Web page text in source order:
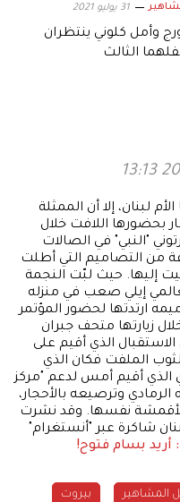
31 يوليو 2021
وأمل كلوني ينتظران
الثالث
لبنان، إلا أن الممثلة
بحضورها اللافت خلال
"النبي" في الصالات
من التصاميم التي أطلت
إليها. حيث لبّت النجمة
إيلي صعب في منزله
ارتدتها لحضور المؤتمر
زيارتها متحف جبران
الذي أقيم على
الملفت فكان الذي
الذي أقيم أمس لدعم "مركز
وترصيعه بالأحجار،
نفسها. وقد نشرت
شاكرة عبر "أنستغرام"
بسام فتوح!
المشاهير بيروت